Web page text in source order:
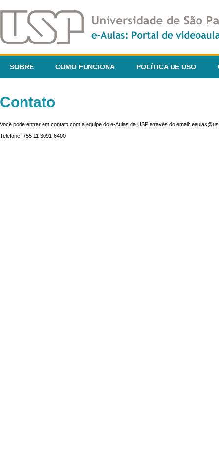
SOBRE COMO FUNCIONA POLÍTICA DE USO
Contato
Você pode entrar em contato com a equipe do e-Aulas da USP através do email:
Telefone: +55 11 3091-6400.